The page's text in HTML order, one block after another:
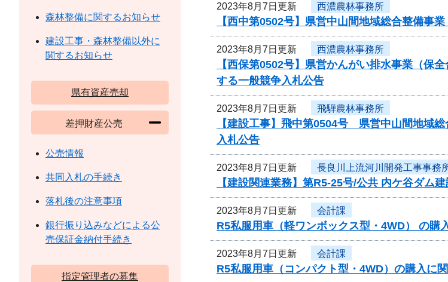
2023年8月7日更新 西濃農林事務所
【西中第0502号】県営中山間地域総合整備
2023年8月7日更新 西濃農林事務所
【西保第0502号】県営かんがい排水事業（
する一般競争入札公告
2023年8月7日更新 飛騨農林事務所
【建設工事】飛中第0504号 県営中山間地域
入札公告
2023年8月7日更新 長良川上流河川開発工事事務
【建設関連業務】第R5-25号/公共 内ケ谷ダ
2023年8月7日更新 会計課
R5私服用車（軽ワンボックス型・4WD） の購
2023年8月7日更新 会計課
R5私服用車（コンパクト型・4WD）の購入に
森林整備に関するお知らせ
建設工事・森林整備以外に
関するお知らせ
県有資産売却
差押財産公売
公売情報
共同入札の手続き
落札後の注意事項
銀行振り込みなどによる公
売保証金納付手続き
指定管理者の募集